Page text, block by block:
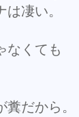
凄い。
なくても
だから。